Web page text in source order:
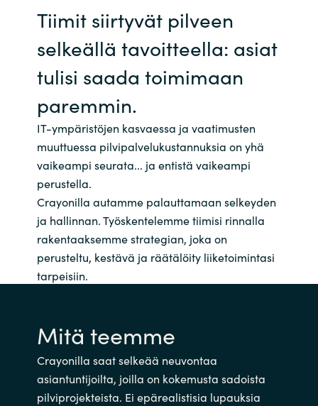
Tiimit siirtyvät pilveen
selkeällä tavoitteella: asiat
tulisi saada toimimaan
paremmin.
IT-ympäristöjen kasvaessa ja vaatimusten
muuttuessa pilvipalvelukustannuksia on yhä
vaikeampi seurata... ja entistä vaikeampi
perustella.
Crayonilla autamme palauttamaan selkeyden
ja hallinnan. Työskentelemme tiimisi rinnalla
rakentaaksemme strategian, joka on
perusteltu, kestävä ja räätälöity liiketoimintasi
tarpeisiin.
Mitä teemme
Crayonilla saat selkeää neuvontaa
asiantuntijoilta, joilla on kokemusta sadoista
pilviprojekteista. Ei epärealistisia lupauksia